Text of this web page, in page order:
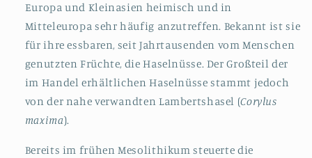
Europa und Kleinasien heimisch und in
Mitteleuropa sehr häufig anzutreffen. Bekannt ist sie
für ihre essbaren, seit Jahrtausenden vom Menschen
genutzten Früchte, die Haselnüsse. Der Großteil der
im Handel erhältlichen Haselnüsse stammt jedoch
von der nahe verwandten Lambertshasel (Corylus
maxima).
Bereits im frühen Mesolithikum steuerte die